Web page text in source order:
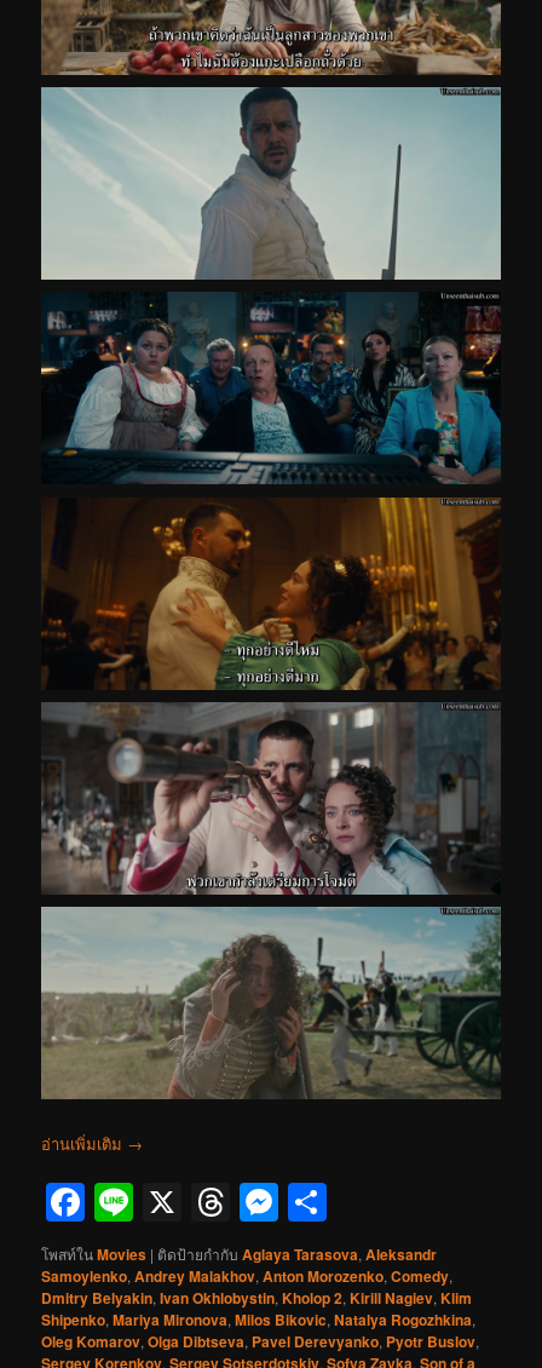
อ่านเพิ่มเติม →
Facebook
Line
X Threads
Messenger
โพสท์ในMovies | ติดป้ายกำกับ Aglaya Tarasova,Aleksandr
Samoylenko,Andrey Malakhov,Anton Morozenko,Comedy,
Dmitry Belyakin,Ivan Okhlobystin,Kholop 2,Kirill Nagiev,Klim
Shipenko,Mariya Mironova,Milos Bikovic,Natalya Rogozhkina,
Oleg Komarov,Olga Dibtseva, Pavel Derevyanko, Pyotr Buslov,
Sergey Korenkov,Sergey Sotserdotskiy,Sofya Zayka,Son of a